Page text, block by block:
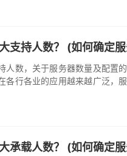
详细探讨如何根据业务需求、
支持人数？ (如何确定
人数，关于服务器数量及配置
各行各业的应用越来越广泛，
，成为企业和组织面临的重
承载人数？ (如何确定